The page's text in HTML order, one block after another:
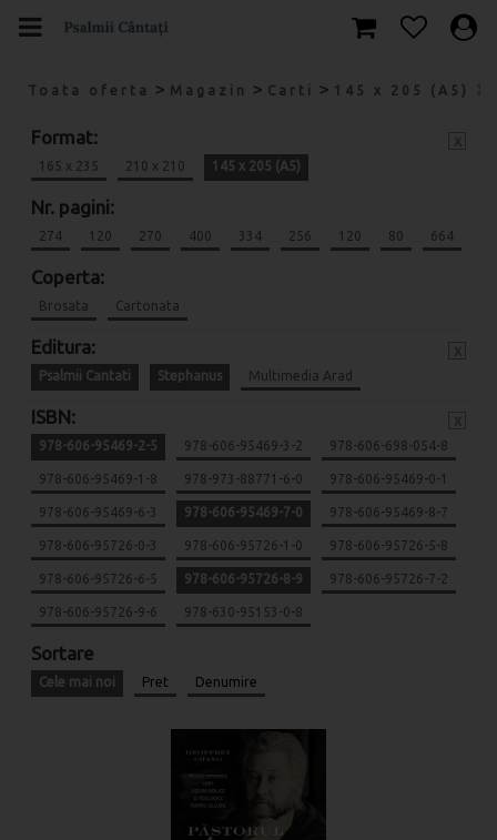
Toata oferta > Magazin > Carti > 145 x 205 (A5)
Format:
165 x 235 210 x 210 145 x 205 (A5)
Nr. pagini:
274 120 270 400 334 256 120 80 664
Coperta:
Brosata Cartonata
Editura:
Psalmii Cantati Stephanus Multimedia Arad
ISBN:
978-606-95469-2-5 978-606-95469-3-2 978-606-698-054-8
978-606-95469-1-8 978-973-88771-6-0 978-606-95469-0-1
978-606-95469-6-3 978-606-95469-7-0 978-606-95469-8-7
978-606-95726-0-3 978-606-95726-1-0 978-606-95726-5-8
978-606-95726-6-5 978-606-95726-8-9 978-606-95726-7-2
978-606-95726-9-6 978-630-95153-0-8
Sortare
Cele mai noi Pret Denumire